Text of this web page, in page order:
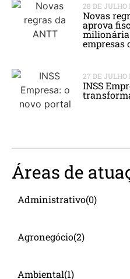
28 DE JULHO
Novas
aprova
empresas
27 DE JULHO
INSS
Áreas de
Administrativo(0)
Agronegócio(2)
Ambiental(1)